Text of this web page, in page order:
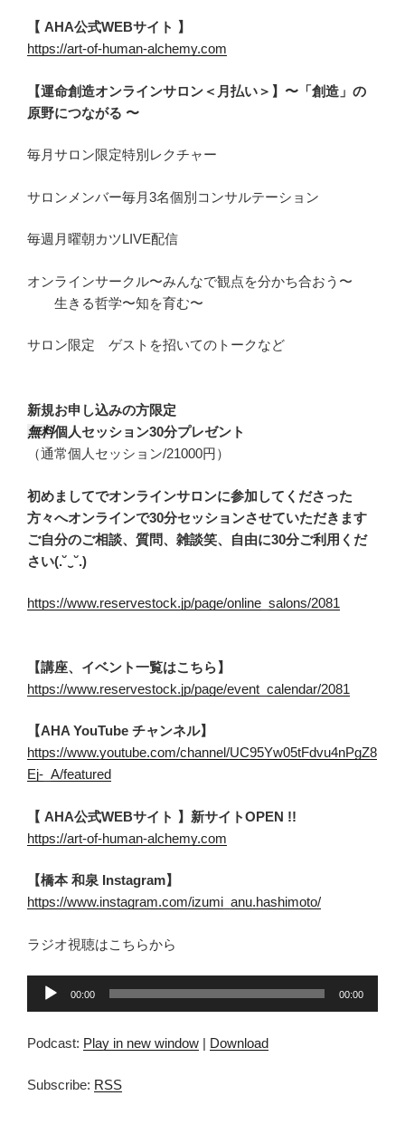
【 AHA公式WEBサイト 】
https://art-of-human-alchemy.com
【運命創造オンラインサロン＜月払い＞】〜「創造」の
原野につながる 〜
毎月サロン限定特別レクチャー
サロンメンバー毎月3名個別コンサルテーション
毎週月曜朝カツLIVE配信
オンラインサークル〜みんなで観点を分かち合おう〜
生きる哲学〜知を育む〜
サロン限定 ゲストを招いてのトークなど
新規お申し込みの方限定
無料個人セッション30分プレゼント
（通常個人セッション/21000円）
初めましてでオンラインサロンに参加してくださった
方々へオンラインで30分セッションさせていただきます
ご自分のご相談、質問、雑談笑、自由に30分ご利用くだ
さい(.˘‿˘.)
https://www.reservestock.jp/page/online_salons/2081
【講座、イベント一覧はこちら】
https://www.reservestock.jp/page/event_calendar/2081
【AHA YouTube チャンネル】
https://www.youtube.com/channel/UC95Yw05tFdvu4nPgZ8
Ej-_A/featured
【 AHA公式WEBサイト 】新サイトOPEN !!
https://art-of-human-alchemy.com
【橋本 和泉 Instagram】
https://www.instagram.com/izumi_anu.hashimoto/
ラジオ視聴はこちらから
レ
ヤ
00:00 00:00
Podcast: Play in new window | Download
Subscribe: RSS